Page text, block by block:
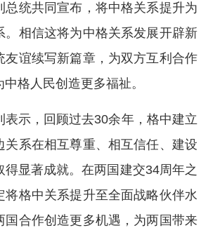
总统共同宣布，将中格关系提升为
。相信这将为中格关系发展开辟新
友谊续写新篇章，为双方互利合作
格人民创造更多福祉。
表示，回顾过去30余年，格中建立
关系在相互尊重、相互信任、建设
得显著成就。在两国建交34周年之
将格中关系提升至全面战略伙伴水
国合作创造更多机遇，为两国带来